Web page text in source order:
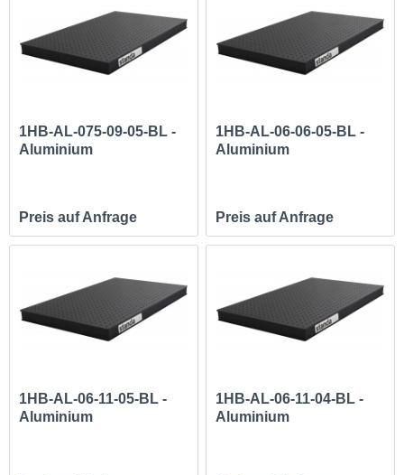
1HB-AL-075-09-05-BL -
Aluminium
Preis auf Anfrage
1HB-AL-06-06-05-BL -
Aluminium
Preis auf Anfrage
1HB-AL-06-11-05-BL -
Aluminium
1HB-AL-06-11-04-BL -
Aluminium